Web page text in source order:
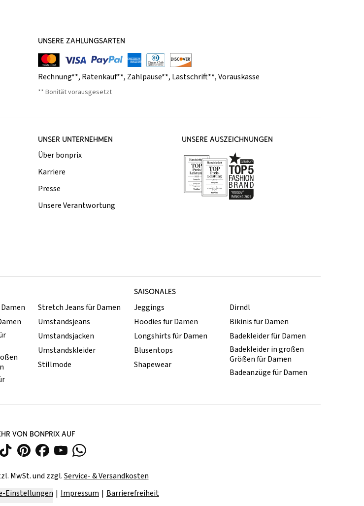
UNSERE ZAHLUNGSARTEN
Rechnung**, Ratenkauf**, Zahlpause**, Lastschrift**,Vorauskasse
** Bonität vorausgesetzt
UNSER UNTERNEHMEN
Über bonprix
Karriere
Presse
Unsere Verantwortung
UNSERE AUSZEICHNUNGEN
SAISONALES
Stretch Jeans für Damen
Umstandsjeans
Umstandsjacken
Umstandskleider
Stillmode
Jeggings
Hoodies für Damen
Longshirts für Damen
Blusentops
Shapewear
Dirndl
Bikinis für Damen
Badekleider für Damen
Badekleider in großen
Größen für Damen
Badeanzüge für Damen
VON BONPRIX AUF
MwSt. und zzgl.Service- & Versandkosten
Einstellungen Impressum Barrierefreiheit